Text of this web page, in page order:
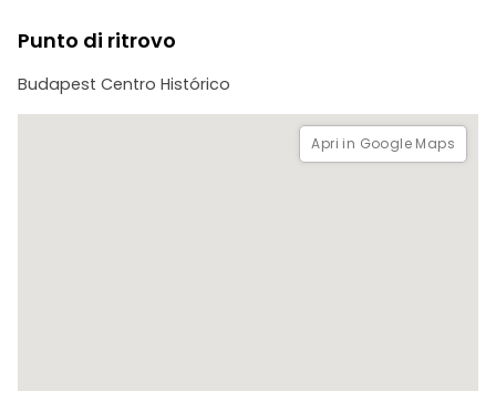
Punto di ritrovo
Budapest Centro Histórico
Apri in Google Maps